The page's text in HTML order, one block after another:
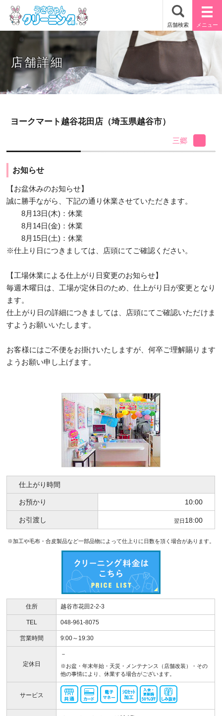
店舗詳細
ヨークマート越谷花田店（埼玉県越谷市）
三郷
お知らせ
【お盆休みのお知らせ】
誠に勝手ながら、下記の通り休業させていただきます。
8月13日(木)：休業
8月14日(金)：休業
8月15日(土)：休業
※仕上り日につきましては、店頭にてご確認ください。
【工場休業による仕上がり日変更のお知らせ】
毎週木曜日は、工場が定休日のため、仕上がり日が変更となり
ます。
仕上がり日の詳細につきましては、店頭にてご確認いただけま
すようお願いいたします。
お客様にはご不便をお掛けいたしますが、何卒ご理解賜ります
ようお願い申し上げます。
仕上がり時間
お預かり 10:00
お引渡し 翌日 18:00
※加工や毛布・合皮製品など一部品物によって仕上りに日数を頂く場合があります。
住所 越谷市花田2-2-3
TEL 048-961-8075
営業時間 9:00～19:30
定休日
－
※お盆・年末年始・天災・メンテナンス（店舗改装）・その
他の事情により、休業する場合がございます。
サービス